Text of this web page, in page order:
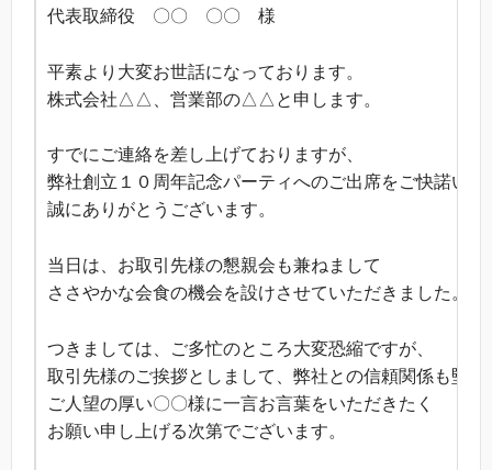
代表取締役 〇〇 〇〇 様
平素より大変お世話になっております。
株式会社△△、営業部の△△と申します。
すでにご連絡を差し上げておりますが、
弊社創立１０周年記念パーティへのご出席をご快諾いた
誠にありがとうございます。
当日は、お取引先様の懇親会も兼ねまして
ささやかな会食の機会を設けさせていただきました。
つきましては、ご多忙のところ大変恐縮ですが、
取引先様のご挨拶としまして、弊社との信頼関係も堅く
ご人望の厚い〇〇様に一言お言葉をいただきたく
お願い申し上げる次第でございます。